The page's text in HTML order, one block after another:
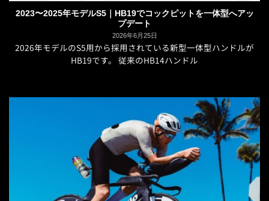
2023〜2025年モデルS5｜HB19でコックピットを一体型へアッ
プデート
2026年6月25日
2026年モデルのS5用から採用されている新型一体型ハンドルが
HB19です。 従来のHB14ハンドル